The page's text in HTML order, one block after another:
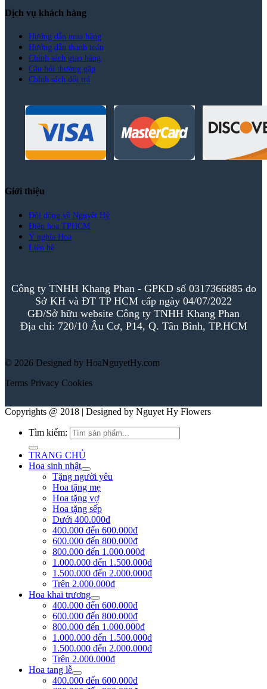
Dịch vụ khách hàng
Hướng dẫn mua hàng
Hướng dẫn thanh toán
Chính sách giao hàng
Câu hỏi thường gặp
Chính sách đổi trả
Giới thiệu
Đôi dòng về Nguyệt Hỷ
Điện hoa TPHCM
Ý nghĩa Hoa
Liên hệ
Công ty TNHH Khang Phan - GPKD số 0317366885 do
Sở KH và ĐT TP HCM cấp ngày 04/07/2022
GĐ/Sở hữu website Công ty TNHH Khang Phan
Địa chỉ: 720/10 Âu Cơ, P14, Q. Tân Bình, TP.HCM
© 2026 Designed by HoaNguyetHy.com
Terms Privacy Cookies
Copyrights @ 2018 | Designed by Nguyet Hy Flowers
Tìm kiếm:
TRANG CHỦ
Hoa sinh nhật
Tặng người yêu
Hoa tặng mẹ
Hoa tặng vợ
Hoa tặng sếp
Dưới 400.000đ
400.000 đến 600.000đ
600.000 đến 800.000đ
800.000 đến 1.000.000đ
1.000.000 đến 1.500.000đ
1.500.000 đến 2.000.000đ
Trên 2.000.000đ
Hoa khai trương
400.000 đến 600.000đ
600.000 đến 800.000đ
800.000 đến 1.000.000đ
1.000.000 đến 1.500.000đ
1.500.000 đến 2.000.000đ
Trên 2.000.000đ
Hoa tang lễ
400.000 đến 600.000đ